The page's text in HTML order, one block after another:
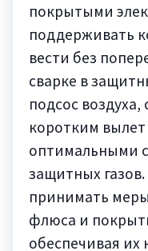
покрытыми
поддерживать
вести без
сварке в
подсос
коротким
оптимальными
защитных
принимать
флюса и
обеспечивая